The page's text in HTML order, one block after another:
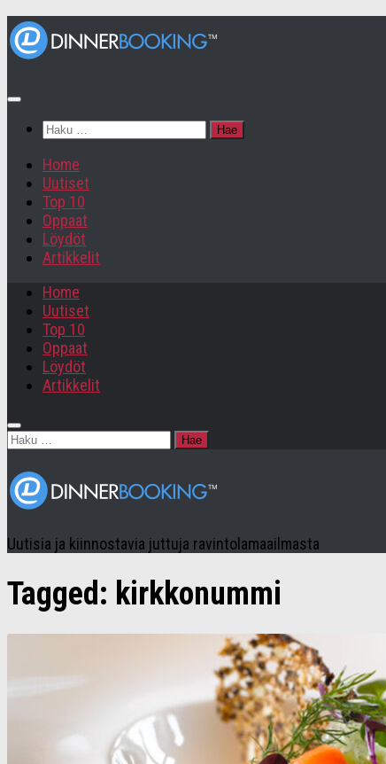
Haku:
Home
Uutiset
Top 10
Oppaat
Löydöt
Artikkelit
Home
Uutiset
Top 10
Oppaat
Löydöt
Artikkelit
Haku:
Uutisia ja kiinnostavia juttuja ravintolamaailmasta
Tagged: kirkkonummi